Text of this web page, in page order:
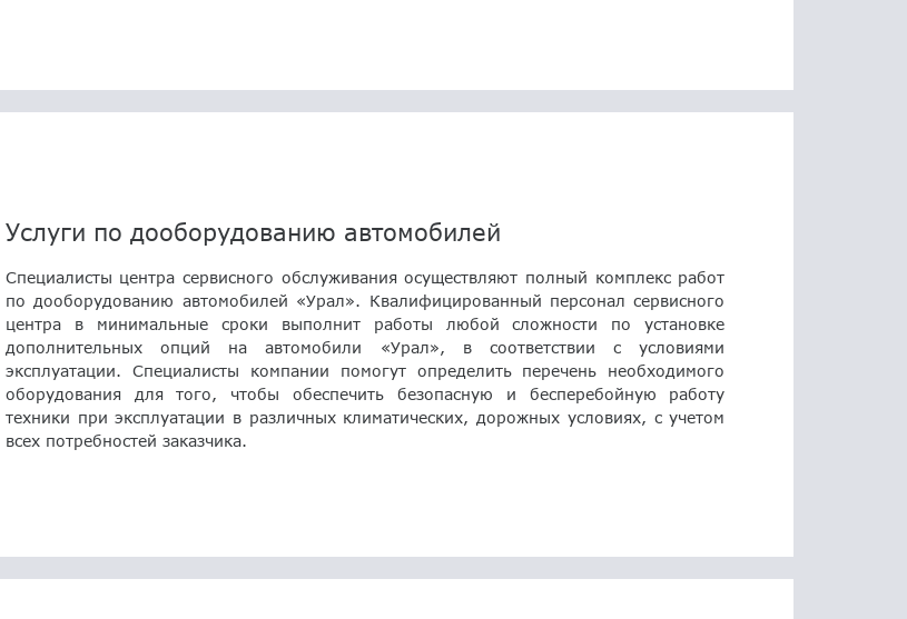
Услуги по дооборудованию автомобилей
Специалисты центра сервисного обслуживания осуществляют полный комплекс работ
по дооборудованию автомобилей «Урал». Квалифицированный персонал сервисного
центра в минимальные сроки выполнит работы любой сложности по установке
дополнительных опций на автомобили «Урал», в соответствии с условиями
эксплуатации. Специалисты компании помогут определить перечень необходимого
оборудования для того, чтобы обеспечить безопасную и бесперебойную работу
техники при эксплуатации в различных климатических, дорожных условиях, с учетом
всех потребностей заказчика.